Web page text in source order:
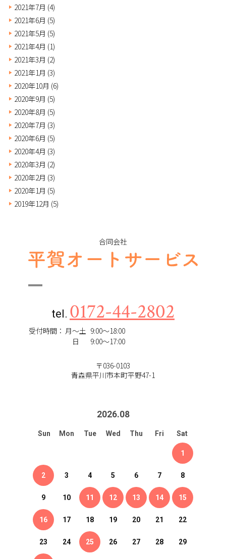
2021年7月 (4)
2021年6月 (5)
2021年5月 (5)
2021年4月 (1)
2021年3月 (2)
2021年1月 (3)
2020年10月 (6)
2020年9月 (5)
2020年8月 (5)
2020年7月 (3)
2020年6月 (5)
2020年4月 (3)
2020年3月 (2)
2020年2月 (3)
2020年1月 (5)
2019年12月 (5)
合同会社
tel. 0172-44-2802
受付時間： 月～土 9:00～18:00
日
9:00～17:00
〒036-0103
青森県平川市本町平野47-1
2026.08
Sun Mon Tue Wed Thu Fri Sat
1
2 3 4 5 6 7 8
9 10 11 12 13 14 15
16 17 18 19 20 21 22
23 24 25 26 27 28 29